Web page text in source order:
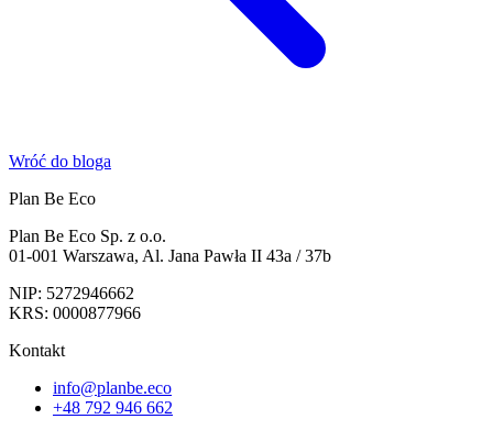
Wróć do bloga
Plan Be Eco
Plan Be Eco Sp. z o.o.
01-001 Warszawa, Al. Jana Pawła II 43a / 37b
NIP: 5272946662
KRS: 0000877966
Kontakt
info@planbe.eco
+48 792 946 662